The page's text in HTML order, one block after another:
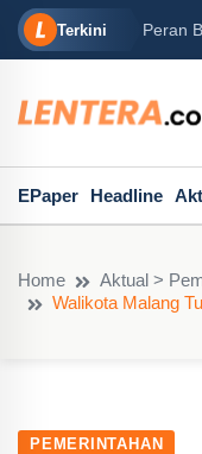
Terkini
Tuhan…
EPaper Headline
Home
Aktual >
Walikota Malang
PEMERINTAHAN